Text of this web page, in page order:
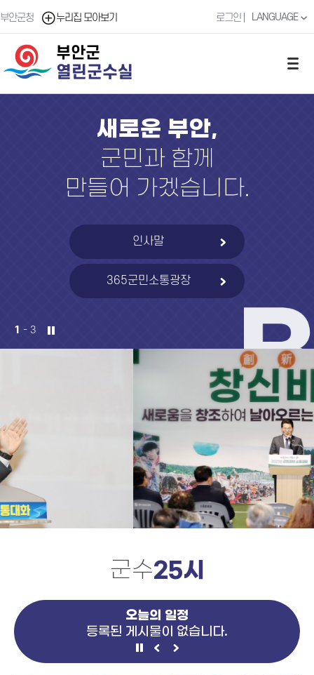
부안군청 누리집 모아보기 로그인 LANGUAGE
부안군
열린군수실
새로운 부안,
군민과 함께
만들어 가겠습니다.
인사말
365군민소통광장
2 - 3
군수25시
오늘의 일정
등록된 게시물이 없습니다.